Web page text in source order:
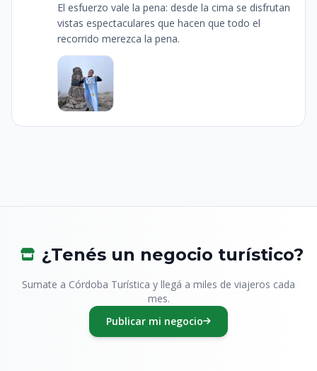
El esfuerzo vale la pena: desde la cima se disfrutan
vistas espectaculares que hacen que todo el
recorrido merezca la pena.
¿Tenés un negocio turístico?
Sumate a Córdoba Turística y llegá a miles de viajeros cada
mes.
Publicar mi negocio